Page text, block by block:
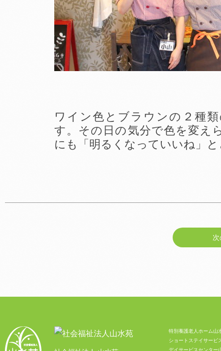
ワイン色とブラウンの２種
す。その日の気分で色を変え
にも「明るくなっていいね」
特別養護老人ホーム山
ショートステイサービ
デイサービスセンター